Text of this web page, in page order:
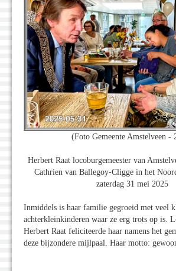
(Foto Gemeente Amstelveen -
Herbert Raat locoburgemeester van
Cathrien van Ballegoy-Cligge in het
zaterdag 31 mei 2025
Inmiddels is haar familie gegroeid met veel
achterkleinkinderen waar ze erg trots op is.
Herbert Raat feliciteerde haar namens het
deze bijzondere mijlpaal. Haar motto: